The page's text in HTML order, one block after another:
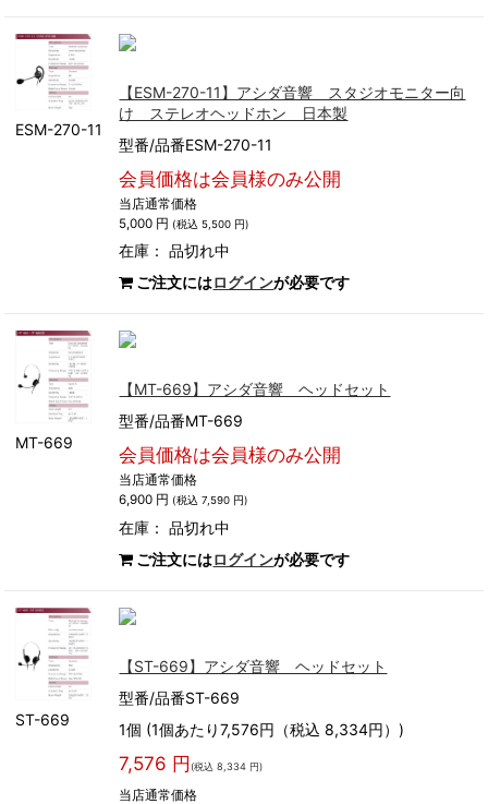
ESM-270-11
【ESM-270-11】アシダ音響 スタジオモニター向
け ステレオヘッドホン 日本製
型番/品番ESM-270-11
会員価格は会員様のみ公開
当店通常価格
5,000 円 (税込 5,500 円)
在庫：品切れ中
ご注文にはログインが必要です
MT-669
【MT-669】アシダ音響 ヘッドセット
型番/品番MT-669
会員価格は会員様のみ公開
当店通常価格
6,900 円 (税込 7,590 円)
在庫：品切れ中
ご注文にはログインが必要です
ST-669
【ST-669】アシダ音響 ヘッドセット
型番/品番ST-669
1個 (1個あたり7,576円（税込 8,334円）)
7,576 円 (税込 8,334 円)
当店通常価格